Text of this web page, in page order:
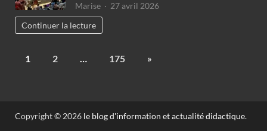
Marise
27 avril 2026
Continuer la lecture
1 2 … 175 »
Copyright © 2026 le blog d'information et actualité didactique.